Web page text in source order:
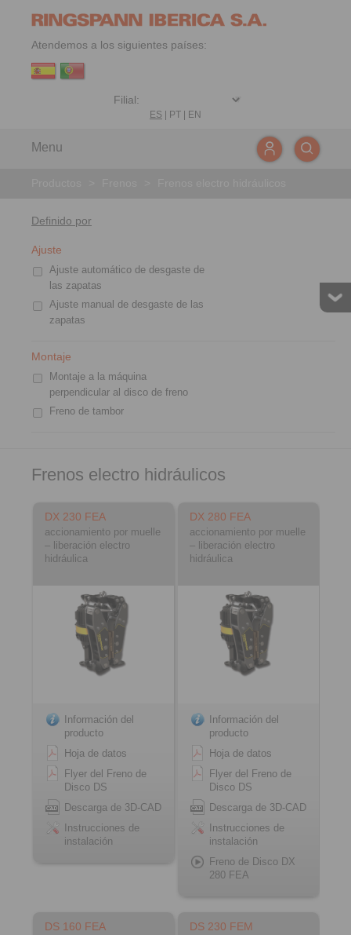
Atendemos a los siguientes países:
ES PT| EN
Menu
Definido por
Ajuste
Ajuste automático de desgaste de
las zapatas
Ajuste manual de desgaste de las
zapatas
Montaje
Montaje a la máquina
perpendicular al disco de freno
Freno de tambor
Frenos electro hidráulicos
DX 230 FEA
accionamiento por muelle
– liberación electro
hidráulica
Información del
producto
Hoja de datos
Flyer del Freno de
Disco DS
Descarga de 3D-CAD
Instrucciones de
instalación
DX 280 FEA
accionamiento por muelle
– liberación electro
hidráulica
Información del
producto
Hoja de datos
Flyer del Freno de
Disco DS
Descarga de 3D-CAD
Instrucciones de
instalación
Freno de Disco DX
280 FEA
DS 160 FEA DS 230 FEM